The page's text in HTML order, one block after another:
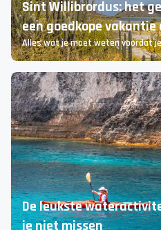
Sint Willibrordus: het
een goedkope vakantie
Alles wat je moet weten voordat